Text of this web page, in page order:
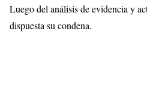
Luego del análisis de evidencia y
dispuesta su condena.